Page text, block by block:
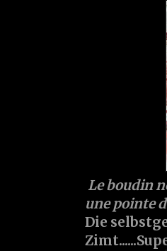
Le boudin
une pointe
Die